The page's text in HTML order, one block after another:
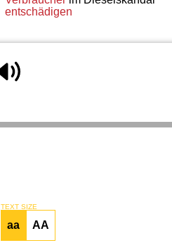
entschädigen
TEXT SIZE
aa AA